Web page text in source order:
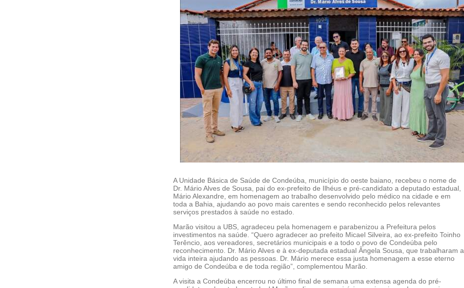
A Unidade Básica de Saúde de Condeúba, município do oeste baiano, recebeu o nome de
Dr. Mário Alves de Sousa, pai do ex-prefeito de Ilhéus e pré-candidato a deputado estadual,
Mário Alexandre, em homenagem ao trabalho desenvolvido pelo médico na cidade e em
toda a Bahia, ajudando ao povo mais carentes e sendo reconhecido pelos relevantes
serviços prestados à saúde no estado.
Marão visitou a UBS, agradeceu pela homenagem e parabenizou a Prefeitura pelos
investimentos na saúde. “Quero agradecer ao prefeito Micael Silveira, ao ex-prefeito Toinho
Terêncio, aos vereadores, secretários municipais e a todo o povo de Condeúba pelo
reconhecimento. Dr. Mário Alves e à ex-deputada estadual Ângela Sousa, que trabalharam a
vida inteira ajudando as pessoas. Dr. Mário merece essa justa homenagem a esse eterno
amigo de Condeúba e de toda região”, complementou Marão.
A visita a Condeúba encerrou no último final de semana uma extensa agenda do pré-